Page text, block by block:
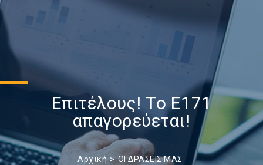
Επιτέλους! Το Ε171
απαγορεύεται!
Αρχική ΟΙ ΔΡΑΣΕΙΣ ΜΑΣ